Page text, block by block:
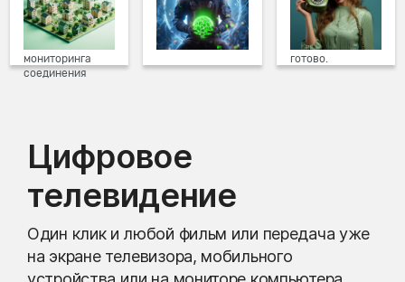
обновляем наше
оборудование в
домах, а система
мониторинга
соединения
сайте, выберите
дату и время
подключения,
готово.
Цифровое
телевидение
Один клик и любой фильм или передача уже
на экране телевизора, мобильного